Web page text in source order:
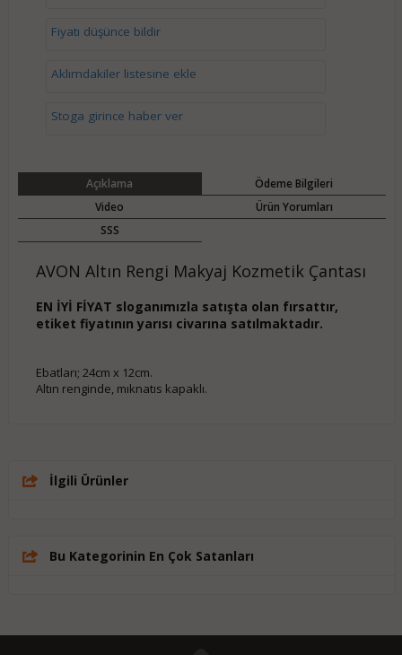
Fiyatı düşünce bildir
Aklımdakiler listesine ekle
Stoga girince haber ver
Açıklama
Ödeme Bilgileri
Video
Ürün Yorumları
SSS
AVON Altın Rengi Makyaj Kozmetik Çantası
EN İYİ FİYAT sloganımızla satışta olan fırsattır,
etiket fiyatının yarısı civarına satılmaktadır.
Ebatları; 24cm x 12cm.
Altın renginde, mıknatıs kapaklı.
İlgili Ürünler
Bu Kategorinin En Çok Satanları